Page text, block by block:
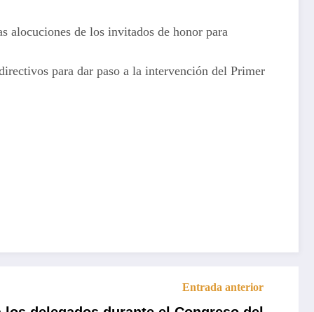
alocuciones de los invitados de honor para
para dar paso a la intervención del Primer
Entrada anterior